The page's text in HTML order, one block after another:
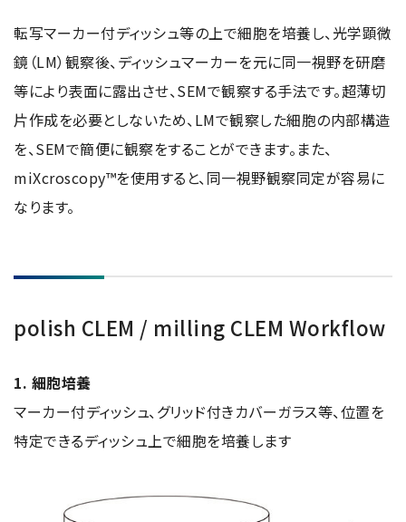
お問い合わせのご案内
サイトマップ
NMRプローブ
超伝導マグネット (SCM)
NMR周辺機器
ESR周辺機器
質量分析計 総合
MALDI-TOFMS
LC-MS (DART-MS)
マルチイオン化-未知物質解析システム JMS-T2000GC
MultiAnalyzer
GC-MS用前処理装置
会員制サービス(JEOL Solutions / パーツ販売ECサイト)
サポートプラン
(パーコール・オーバーホール)
製品を安全にお使いいただくために
災害時の対応マニュアル
サービス＆サポートエリア
臨床・病理
医薬・創薬
環境
その他
微細な世界（電子顕微鏡画像集）
コラム
コーポレートシンボル
ガバナンス
統合報告書
健康経営
公的研究費の運営・管理責任体制
新卒採用
インターンシップ
キャリア採用
転写マーカー付ディッシュ等の上で細胞を培養し、光学顕微
鏡（LM）観察後、ディッシュマーカーを元に同一視野を研磨
等により表面に露出させ、SEMで観察する手法です。超薄切
片作成を必要としないため、LMで観察した細胞の内部構造
を、SEMで簡便に観察をすることができます。また、
miXcroscopy™を使用すると、同一視野観察同定が容易に
なります。
polish CLEM / milling CLEM Workflow
1. 細胞培養
マーカー付ディッシュ、グリッド付きカバーガラス等、位置を
特定できるディッシュ上で細胞を培養します